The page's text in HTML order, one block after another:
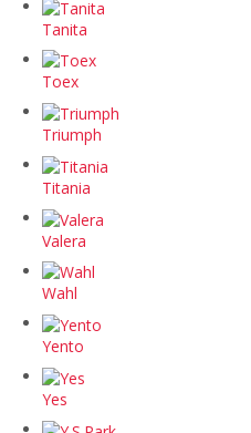
Tanita
Toex
Triumph
Titania
Valera
Wahl
Yento
Yes